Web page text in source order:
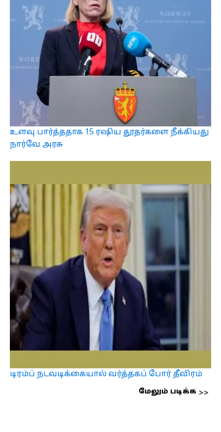
உளவு பார்த்ததாக 15 ரஷிய தூதர்களை நீக்கியது
நார்வே அரசு
டிரம்ப் நடவடிக்கையால் வர்த்தகப் போர் தீவிரம்
மேலும் படிக்க